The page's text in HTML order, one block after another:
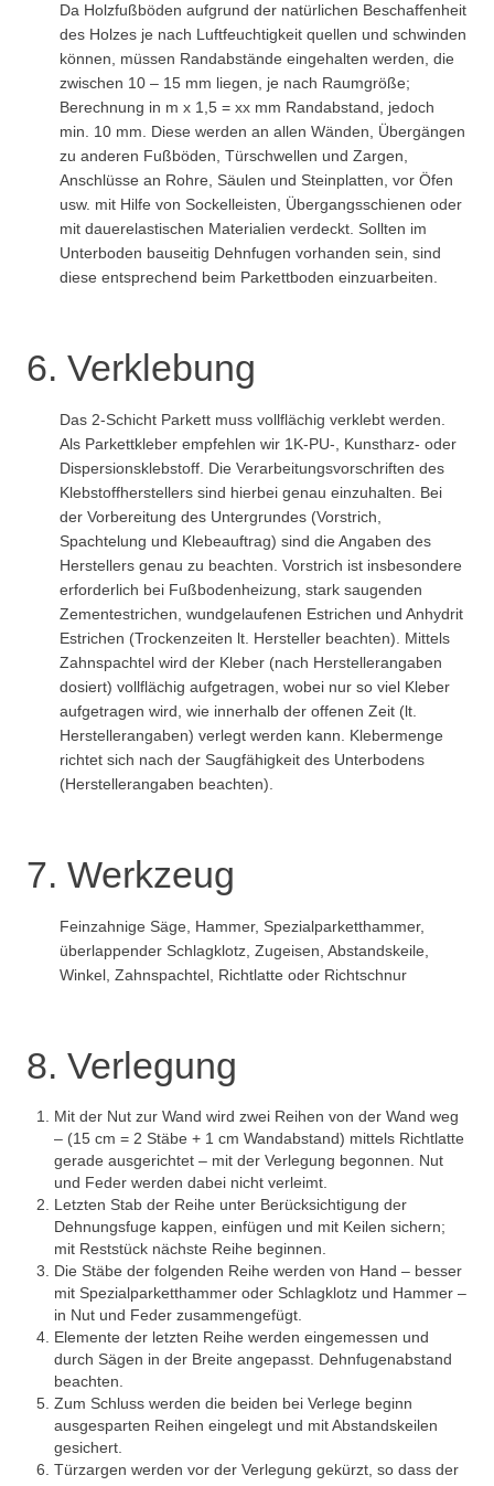
Da Holzfußböden aufgrund der natürlichen Beschaffenheit
des Holzes je nach Luftfeuchtigkeit quellen und schwinden
können, müssen Randabstände eingehalten werden, die
zwischen 10 – 15 mm liegen, je nach Raumgröße;
Berechnung in m x 1,5 = xx mm Randabstand, jedoch
min. 10 mm. Diese werden an allen Wänden, Übergängen
zu anderen Fußböden, Türschwellen und Zargen,
Anschlüsse an Rohre, Säulen und Steinplatten, vor Öfen
usw. mit Hilfe von Sockelleisten, Übergangsschienen oder
mit dauerelastischen Materialien verdeckt. Sollten im
Unterboden bauseitig Dehnfugen vorhanden sein, sind
diese entsprechend beim Parkettboden einzuarbeiten.
6. Verklebung
Das 2-Schicht Parkett muss vollflächig verklebt werden.
Als Parkettkleber empfehlen wir 1K-PU-, Kunstharz- oder
Dispersionsklebstoff. Die Verarbeitungsvorschriften des
Klebstoffherstellers sind hierbei genau einzuhalten. Bei
der Vorbereitung des Untergrundes (Vorstrich,
Spachtelung und Klebeauftrag) sind die Angaben des
Herstellers genau zu beachten. Vorstrich ist insbesondere
erforderlich bei Fußbodenheizung, stark saugenden
Zementestrichen, wundgelaufenen Estrichen und Anhydrit
Estrichen (Trockenzeiten lt. Hersteller beachten). Mittels
Zahnspachtel wird der Kleber (nach Herstellerangaben
dosiert) vollflächig aufgetragen, wobei nur so viel Kleber
aufgetragen wird, wie innerhalb der offenen Zeit (lt.
Herstellerangaben) verlegt werden kann. Klebermenge
richtet sich nach der Saugfähigkeit des Unterbodens
(Herstellerangaben beachten).
7. Werkzeug
Feinzahnige Säge, Hammer, Spezialparketthammer,
überlappender Schlagklotz, Zugeisen, Abstandskeile,
Winkel, Zahnspachtel, Richtlatte oder Richtschnur
8. Verlegung
Mit der Nut zur Wand wird zwei Reihen von der Wand weg
– (15 cm = 2 Stäbe + 1 cm Wandabstand) mittels Richtlatte
gerade ausgerichtet – mit der Verlegung begonnen. Nut
und Feder werden dabei nicht verleimt.
Letzten Stab der Reihe unter Berücksichtigung der
Dehnungsfuge kappen, einfügen und mit Keilen sichern;
mit Reststück nächste Reihe beginnen.
Die Stäbe der folgenden Reihe werden von Hand – besser
mit Spezialparketthammer oder Schlagklotz und Hammer –
in Nut und Feder zusammengefügt.
Elemente der letzten Reihe werden eingemessen und
durch Sägen in der Breite angepasst. Dehnfugenabstand
beachten.
Zum Schluss werden die beiden bei Verlege beginn
ausgesparten Reihen eingelegt und mit Abstandskeilen
gesichert.
Türzargen werden vor der Verlegung gekürzt, so dass der